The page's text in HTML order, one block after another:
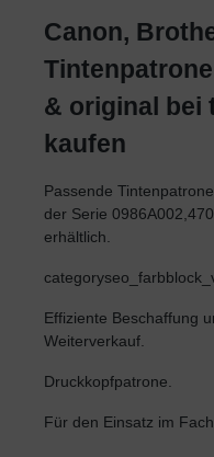
Canon,
& original bei
kaufen
Passende
der Serie
erhältlich.
Effiziente Beschaffung
Weiterverkauf.
Druckkopfpatrone.
Für den Einsatz im